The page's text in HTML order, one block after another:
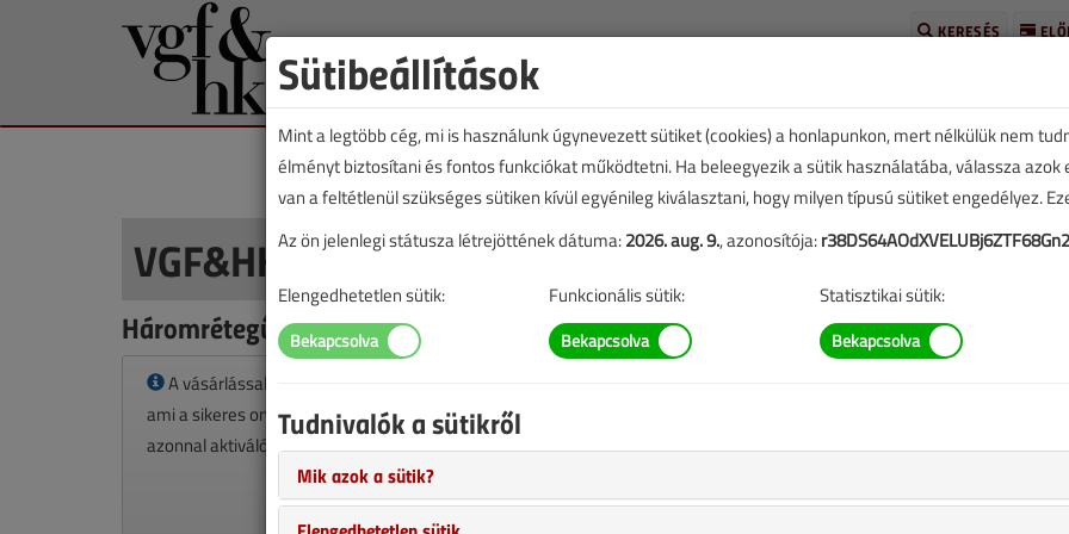
KERESÉS
VGF&HKL cikkvásárlás
Háromrétegű alumíniumcső című cikk vásárlása
A vásárlással korlátlan hozzáférést kap a cikkhez,
ami a sikeres online elektronikus fizetést követően
azonnal aktiválódik. A hozzáférése nem évül el.
Sütibeállítások
Mint a legtöbb cég, mi is használunk úgynevezett sütiket (cookies) a honlapunkon, mert nélkülük nem
élményt biztosítani és fontos funkciókat működtetni. Ha beleegyezik a sütik használatába, válassza azok
van a feltétlenül szükséges sütiken kívül egyénileg kiválasztani, hogy milyen típusú sütiket engedélyez.
Az ön jelenlegi státusza létrejöttének dátuma:2026. aug. 9., azonosítója:
Elengedhetetlen sütik: Funkcionális sütik: Statisztikai sütik:
Tudnivalók a sütikről
Mik azok a sütik?